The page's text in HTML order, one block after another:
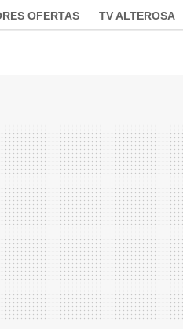
OFERTAS TV ALTEROSA